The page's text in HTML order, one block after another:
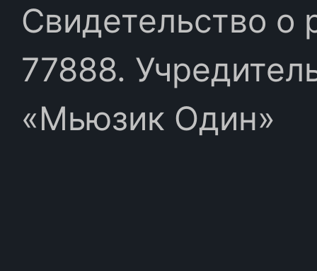
Свидетельство
77888.
«Мьюзик Один»